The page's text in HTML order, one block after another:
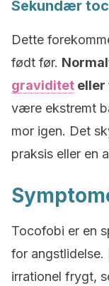
Sekundær
Dette
født før.
graviditet eller
være ekstremt
mor igen. Det
praksis eller en
Tocofobi er en
for
irrationel frygt,